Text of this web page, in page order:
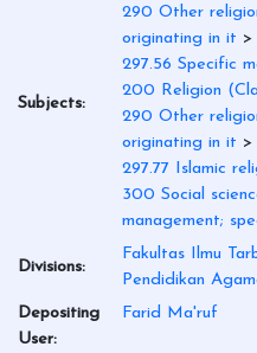
Subjects:
290 Other
originating in it >
297.56 Specific
200 Religion
290 Other
originating in it >
297.77 Islamic
300 Social
management;
Divisions:
Fakultas Ilmu
Pendidikan
Depositing
User:
Farid Ma'ruf